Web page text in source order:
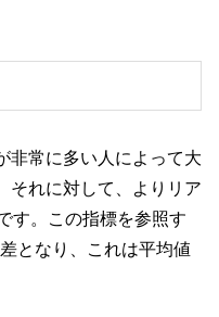
非常に多い人によって大
それに対して、よりリア
す。この指標を参照す
となり、これは平均値